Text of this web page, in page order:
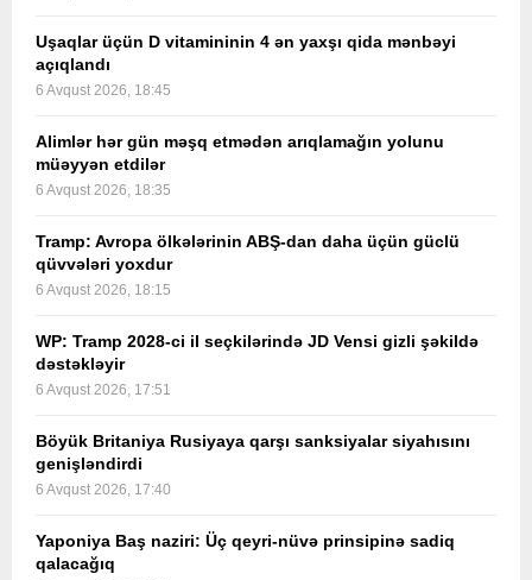
Uşaqlar üçün D vitamininin 4 ən yaxşı qida mənbəyi
açıqlandı
6 Avqust 2026, 18:45
Alimlər hər gün məşq etmədən arıqlamağın yolunu
müəyyən etdilər
6 Avqust 2026, 18:35
Tramp: Avropa ölkələrinin ABŞ-dan daha üçün güclü
qüvvələri yoxdur
6 Avqust 2026, 18:15
WP: Tramp 2028-ci il seçkilərində JD Vensi gizli şəkildə
dəstəkləyir
6 Avqust 2026, 17:51
Böyük Britaniya Rusiyaya qarşı sanksiyalar siyahısını
genişləndirdi
6 Avqust 2026, 17:40
Yaponiya Baş naziri: Üç qeyri-nüvə prinsipinə sadiq
qalacağıq